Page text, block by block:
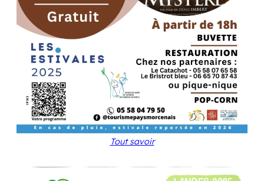
Tout savoir